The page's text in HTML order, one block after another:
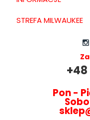
STREFA MILWAUKEE
Pon -